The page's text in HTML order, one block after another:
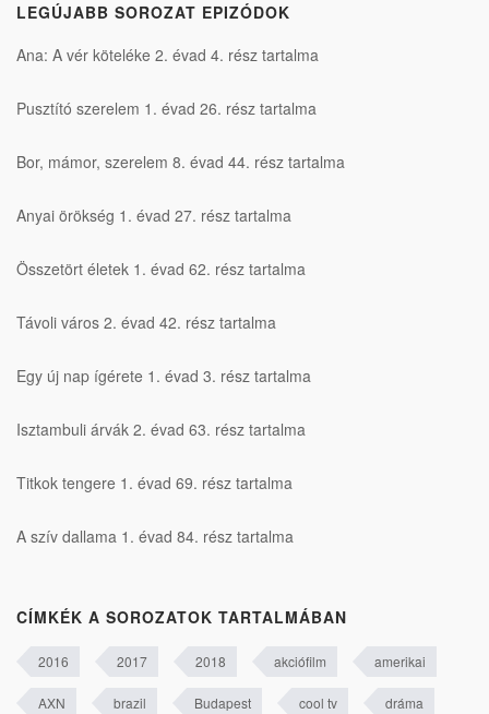
LEGÚJABB SOROZAT EPIZÓDOK
Ana: A vér köteléke 2. évad 4. rész tartalma
Pusztító szerelem 1. évad 26. rész tartalma
Bor, mámor, szerelem 8. évad 44. rész tartalma
Anyai örökség 1. évad 27. rész tartalma
Összetört életek 1. évad 62. rész tartalma
Távoli város 2. évad 42. rész tartalma
Egy új nap ígérete 1. évad 3. rész tartalma
Isztambuli árvák 2. évad 63. rész tartalma
Titkok tengere 1. évad 69. rész tartalma
A szív dallama 1. évad 84. rész tartalma
CÍMKÉK A SOROZATOK TARTALMÁBAN
2016 2017 2018 akciófilm amerikai
AXN brazil Budapest cool tv dráma